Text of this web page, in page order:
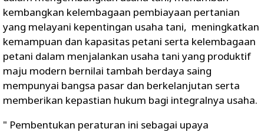
kembangkan kelembagaan pembiayaan pertanian
yang melayani kepentingan usaha tani, meningkatkan
kemampuan dan kapasitas petani serta kelembagaan
petani dalam menjalankan usaha tani yang produktif
maju modern bernilai tambah berdaya saing
mempunyai bangsa pasar dan berkelanjutan serta
memberikan kepastian hukum bagi integralnya usaha.
" Pembentukan peraturan ini sebagai upaya